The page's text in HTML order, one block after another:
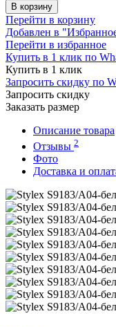
В корзину
Перейти в корзину
Добавлен в
Перейти в избранное
Купить в 1 клик по
Купить в 1 клик
Запросить скидку по
Запросить скидку
Заказать размер
Описание товара
Отзывы 2
Фото
Доставка и